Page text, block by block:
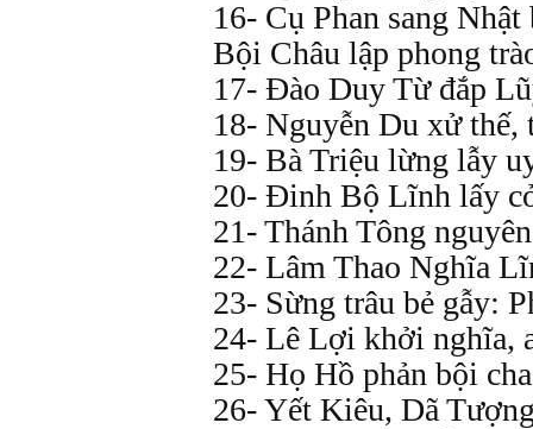
16- Cụ Phan sang
Bội Châu lập phong
17- Đào Duy Từ đắp
18- Nguyễn Du xử
19- Bà Triệu lừng lẫy
20- Đinh Bộ Lĩnh lấy
21- Thánh Tông
22- Lâm Thao Nghĩa
23- Sừng trâu bẻ gẫy:
24- Lê Lợi khởi nghĩa,
25- Họ Hồ phản bội
26- Yết Kiêu, Dã